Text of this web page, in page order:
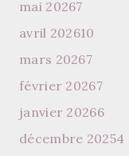
mai 20267
avril 202610
mars 20267
février 20267
janvier 20266
décembre 20254